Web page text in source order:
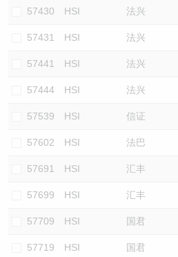
57430 HSI 法兴
57431 HSI 法兴
57441 HSI 法兴
57444 HSI 法兴
57539 HSI 信证
57602 HSI 法巴
57691 HSI 汇丰
57699 HSI 汇丰
57709 HSI 国君
57719 HSI 国君